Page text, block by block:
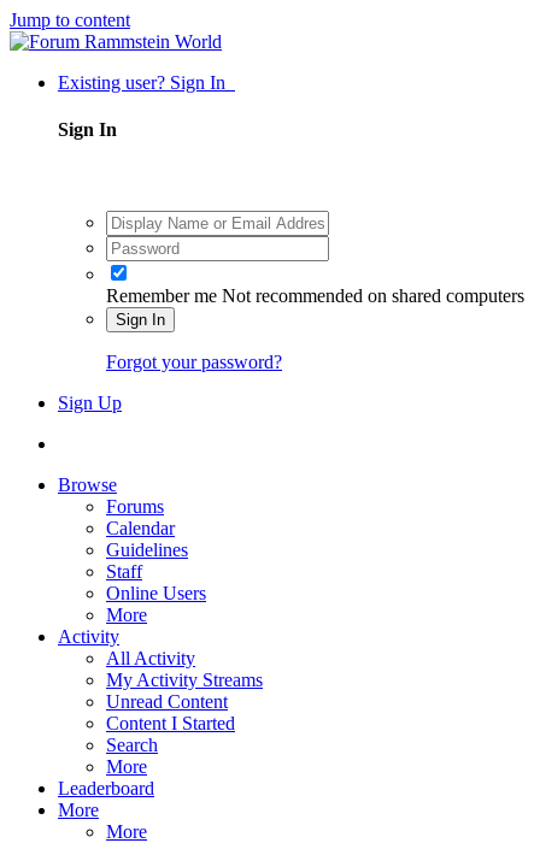
Jump to content
Existing user? Sign In
Sign In
Remember me Not recommended on shared computers
Sign In
Forgot your password?
Sign Up
Browse
Forums
Calendar
Guidelines
Staff
Online Users
More
Activity
All Activity
My Activity Streams
Unread Content
Content I Started
Search
More
Leaderboard
More
More